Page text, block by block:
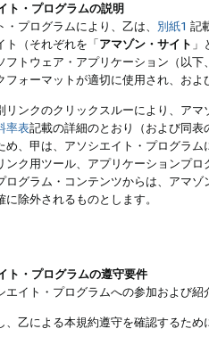
ト・プログラムの説明
・プログラムにより、乙は、 別紙1 記
ト（それぞれを「アマゾン・サイト
フトウェア・アプリケーション（以下
フォーマットが適切に使用され、お
リンクのクリックスルーにより、ア
率表記載の詳細のとおり（および同
め、甲は、アソシエイト・プログラ
ンク用ツール、アプリケーションプ
ログラム・コンテンツからは、アマ
に除外されるものとします。
ト・プログラムの遵守要件
エイト・プログラムへの参加および紹
、乙による本規約遵守を確認するため